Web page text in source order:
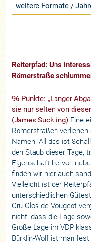
weitere Formate /
Reiterpfad: Uns
Römerstraße
96 Punkte: „Langer
sie nur selten von
(James Suckling) Eine
Römerstraßen
Namen. All das ist
den Staub dieser Tage,
Eigenschaft hervor:
finden wir hier auch
Vielleicht ist der
unterschiedlichen
Cru Clos de Vougeot
nicht, dass die Lage
Große Lage im VDP
Bürklin-Wolf ist man